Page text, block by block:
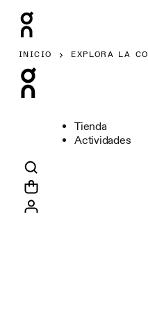
INICIO EXPLORA LA
Tienda
Actividades